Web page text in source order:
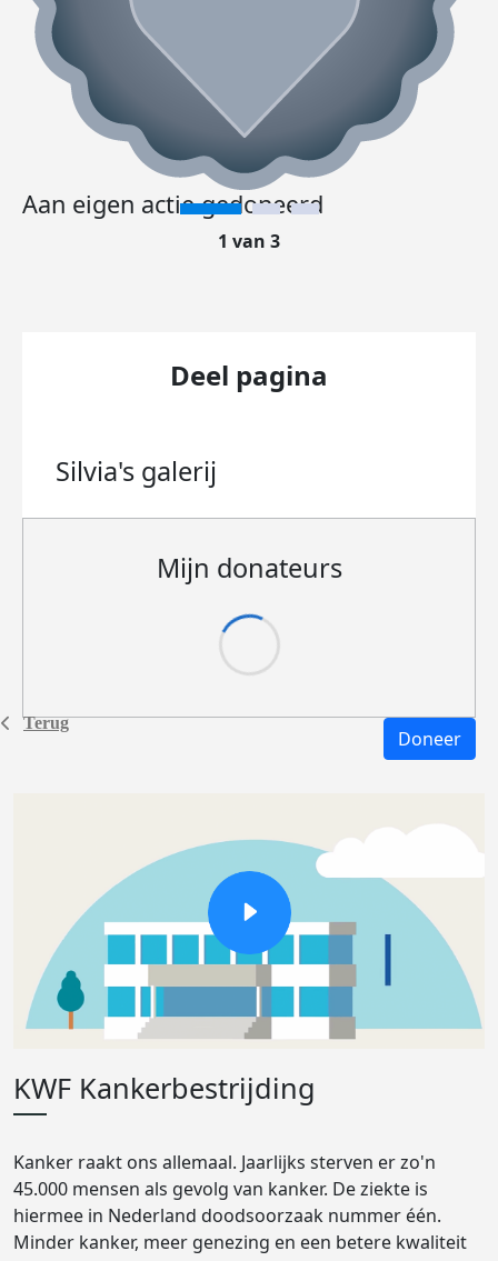
Terug
Aan eigen actie gedoneerd
1 van 3
Deel pagina
Silvia's galerij
Mijn donateurs
Doneer
KWF Kankerbestrijding
Kanker raakt ons allemaal. Jaarlijks sterven er zo'n
45.000 mensen als gevolg van kanker. De ziekte is
hiermee in Nederland doodsoorzaak nummer één.
Minder kanker, meer genezing en een betere kwaliteit